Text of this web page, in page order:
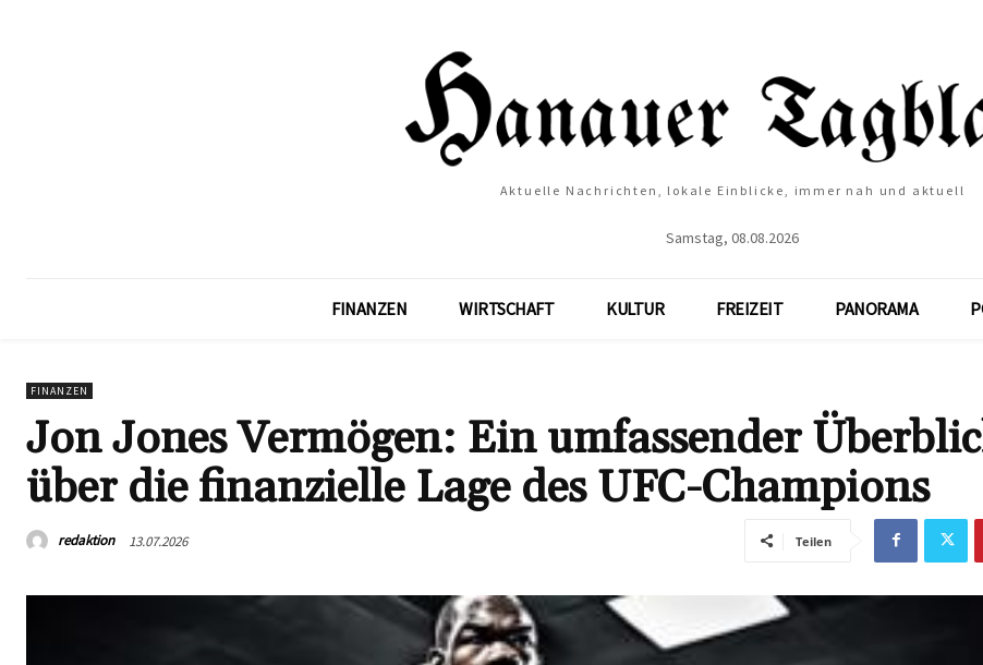
Aktuelle Nachrichten, lokale Einblicke, immer nah und aktuell
Samstag, 08.08.2026
FINANZEN WIRTSCHAFT KULTUR FREIZEIT PANORAMA
FINANZEN
Jon Jones Vermögen: Ein umfassender
über die finanzielle Lage des UFC-Champions
redaktion 13.07.2026 Teilen